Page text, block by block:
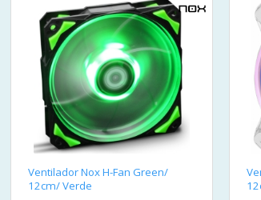
Ventilador Nox H-Fan Green/
12cm/ Verde